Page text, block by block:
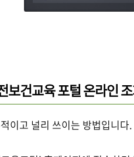
보건교육 포털 온라인
이고 널리 쓰이는 방법입니다.